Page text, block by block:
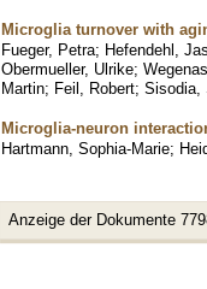
Microglia turnover with
Fueger, Petra; Hefendehl,
Obermueller, Ulrike;
Martin; Feil, Robert; Sisodia,
Microglia-neuron
Hartmann, Sophia-Marie;
Anzeige der Dokumente